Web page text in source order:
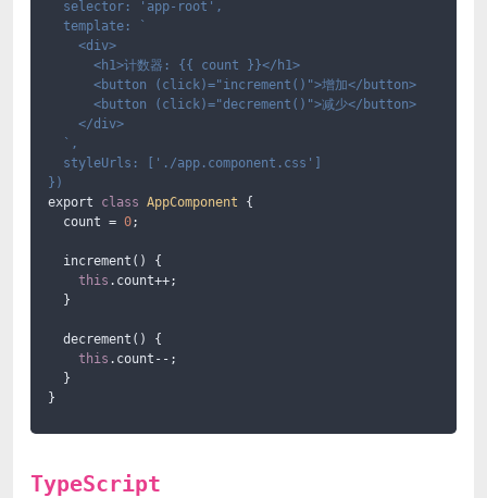
  selector:
'app-root' ,
  template: `
    <div>
      <h1>计数器: {{ count }}</h1>
      <button (click)=
"increment()">增加</button>
      <button (click)=
"decrement()">减少</button>
    </div>
  `,
  styleUrls: [
'./app.component.css' ]
})
export class AppComponent {
  count =
0;
  increment() {
this .count++;
  }
  decrement() {
this .count--;
  }
}
TypeScript